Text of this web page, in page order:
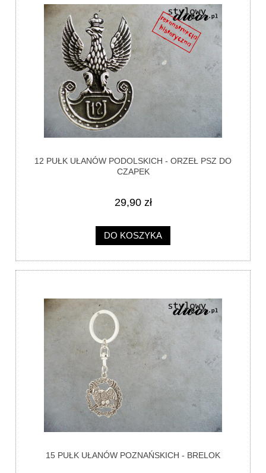
12 PUŁK UŁANÓW PODOLSKICH - ORZEŁ PSZ DO
CZAPEK
29,90 zł
DO KOSZYKA
15 PUŁK UŁANÓW POZNAŃSKICH - BRELOK